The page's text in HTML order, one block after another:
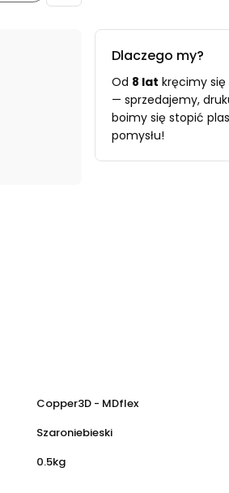
Dlaczego my?
Od 8 lat kręcimy się
— sprzedajemy,
boimy się stopić
pomysłu!
Copper3D - MDflex
Szaroniebieski
0.5kg